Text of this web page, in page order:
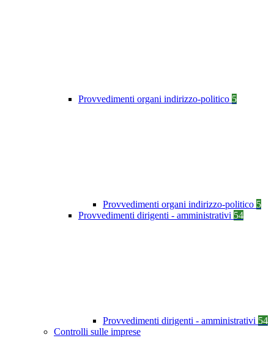
Provvedimenti organi indirizzo-politico 5
Provvedimenti organi indirizzo-politico 5
Provvedimenti dirigenti - amministrativi 54
Provvedimenti dirigenti - amministrativi 54
Controlli sulle imprese